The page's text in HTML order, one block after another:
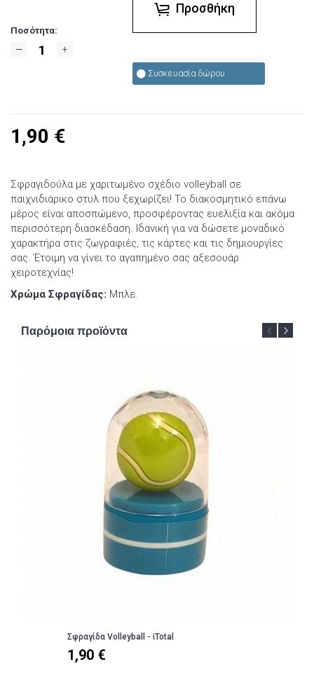
Ποσότητα:
Προσθήκη
Συσκευασία δώρου
1,90 €
Σφραγιδούλα με χαριτωμένο σχέδιο volleyball σε
παιχνιδιάρικο στυλ που ξεχωρίζει! Το διακοσμητικό επάνω
μέρος είναι αποσπώμενο, προσφέροντας ευελιξία και ακόμα
περισσότερη διασκέδαση. Ιδανική για να δώσετε μοναδικό
χαρακτήρα στις ζωγραφιές, τις κάρτες και τις δημιουργίες
σας. Έτοιμη να γίνει το αγαπημένο σας αξεσουάρ
χειροτεχνίας!
Χρώμα Σφραγίδας: Μπλε.
Παρόμοια προϊόντα
Σφραγίδα Volleyball - iTotal
1,90 €